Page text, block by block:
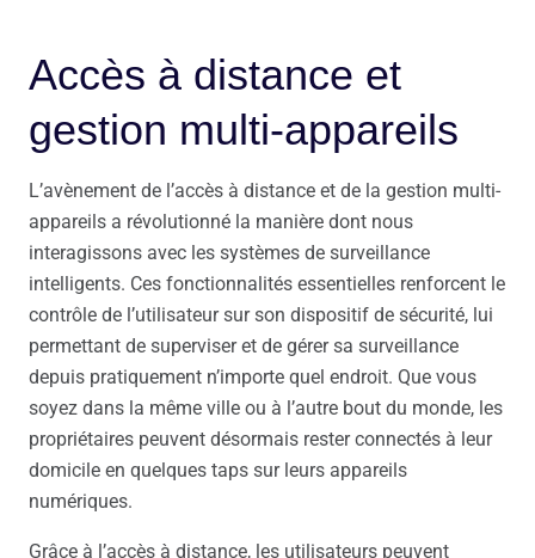
Accès à distance et
gestion multi-appareils
L’avènement de l’accès à distance et de la gestion multi-
appareils a révolutionné la manière dont nous
interagissons avec les systèmes de surveillance
intelligents. Ces fonctionnalités essentielles renforcent le
contrôle de l’utilisateur sur son dispositif de sécurité, lui
permettant de superviser et de gérer sa surveillance
depuis pratiquement n’importe quel endroit. Que vous
soyez dans la même ville ou à l’autre bout du monde, les
propriétaires peuvent désormais rester connectés à leur
domicile en quelques taps sur leurs appareils
numériques.
Grâce à l’accès à distance, les utilisateurs peuvent